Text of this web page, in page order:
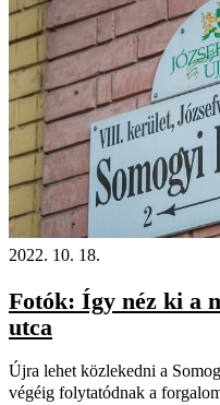
2022. 10. 18.
Fotók: Így néz ki a
utca
Újra lehet közlekedni a
végéig folytatódnak a